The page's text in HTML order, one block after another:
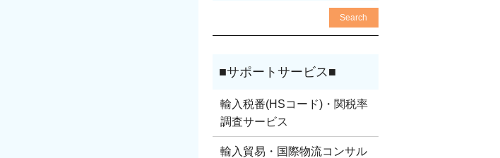
輸入税番(HSコード)・関税率
調査サービス
輸入貿易・国際物流コンサル